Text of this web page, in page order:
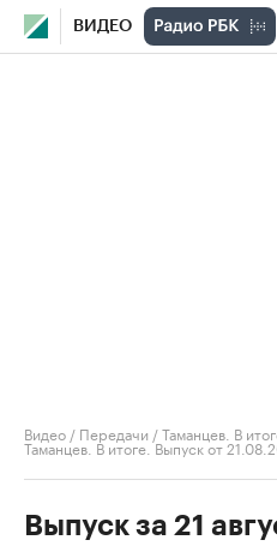
ВИДЕО
Видео / Передачи /Таманцев. В
Таманцев. В итоге. Выпуск от
Выпуск за 21